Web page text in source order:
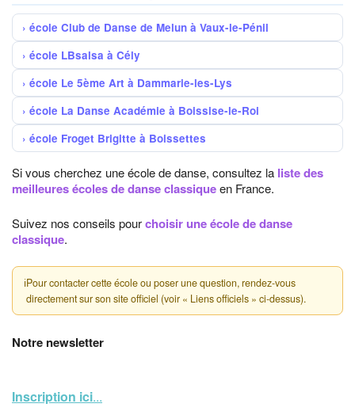
école Club de Danse de Melun à Vaux-le-Pénil
école LBsalsa à Cély
école Le 5ème Art à Dammarie-les-Lys
école La Danse Académie à Boissise-le-Roi
école Froget Brigitte à Boissettes
Si vous cherchez une école de danse, consultez la liste des
meilleures écoles de danse classiqueen France.
Suivez nos conseils pourchoisir une école de danse
classique.
ℹPour contacter cette école ou poser une question, rendez-vous
directement sur son site officiel (voir « Liens officiels » ci-dessus).
Notre newsletter
Inscription ici...